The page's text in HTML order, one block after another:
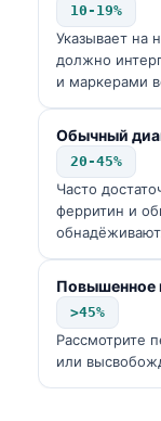
10-19%
Указывает на
должно
и маркерами
Обычный
20-45%
Часто
ферритин и
Повышенное
>45%
Рассмотрите
или
Basa
Cebuano
ئۇيغۇرچە
Кыргызча
Татар теле
Esperanto
Frysk
Norsk